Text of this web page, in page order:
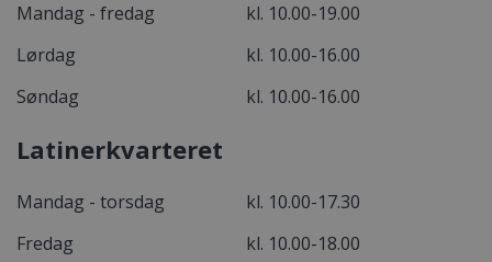
Mandag - fredag
kl. 10.00-19.00
Lørdag
kl. 10.00-16.00
Søndag
kl. 10.00-16.00
Latinerkvarteret
Mandag - torsdag
kl. 10.00-17.30
Fredag
kl. 10.00-18.00